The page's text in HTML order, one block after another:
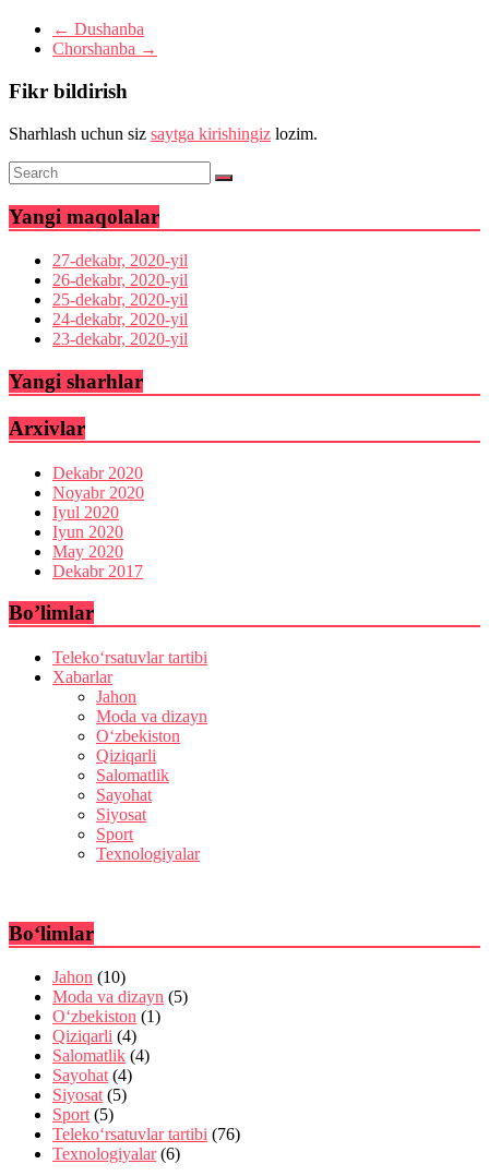
← Dushanba
Chorshanba →
Fikr bildirish
Sharhlash uchun siz saytga kirishingiz lozim.
Yangi maqolalar
27-dekabr, 2020-yil
26-dekabr, 2020-yil
25-dekabr, 2020-yil
24-dekabr, 2020-yil
23-dekabr, 2020-yil
Yangi sharhlar
Arxivlar
Dekabr 2020
Noyabr 2020
Iyul 2020
Iyun 2020
May 2020
Dekabr 2017
Bo’limlar
Teleko‘rsatuvlar tartibi
Xabarlar
Jahon
Moda va dizayn
O‘zbekiston
Qiziqarli
Salomatlik
Sayohat
Siyosat
Sport
Texnologiyalar
Bo‘limlar
Jahon (10)
Moda va dizayn (5)
O‘zbekiston (1)
Qiziqarli (4)
Salomatlik (4)
Sayohat (4)
Siyosat (5)
Sport (5)
Teleko‘rsatuvlar tartibi (76)
Texnologiyalar(6)